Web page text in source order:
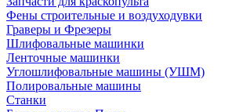
Фены строительные и воздуходувки
Граверы и Фрезеры
Шлифовальные машинки
Ленточные машинки
Углошлифовальные машины (УШМ)
Полировальные машины
Станки